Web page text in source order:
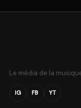
Le média de la
IG FB YT